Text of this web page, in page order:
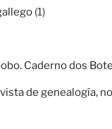
(1)
Caderno dos
de genealogía,